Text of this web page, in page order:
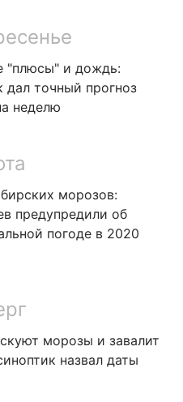
"плюсы" и дождь:
дал точный прогноз
неделю
морозов:
предупредили об
погоде в 2020
морозы и завалит
назвал даты